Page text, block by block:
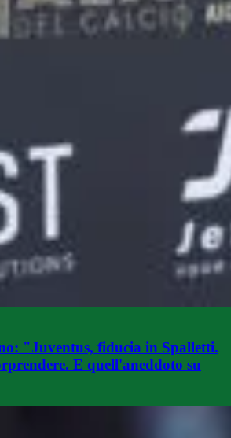
"Juventus, fiducia in Spalletti.
E quell'aneddoto su